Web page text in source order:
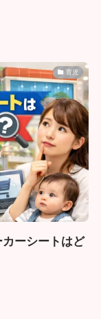
育児
ーシートはど